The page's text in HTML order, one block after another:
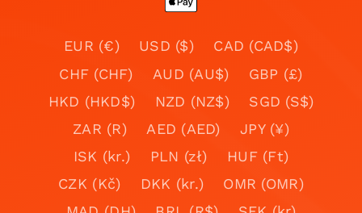
EUR (€) USD ($)
CAD (CAD$)
CHF (CHF)
AUD (AU$)
GBP (£)
HKD (HKD$)
NZD (NZ$)
SGD (S$)
ZAR (R)
AED (AED)
JPY (¥)
ISK (kr.)
PLN (zł)
HUF (Ft)
CZK (Kč)
DKK (kr.)
OMR (OMR)